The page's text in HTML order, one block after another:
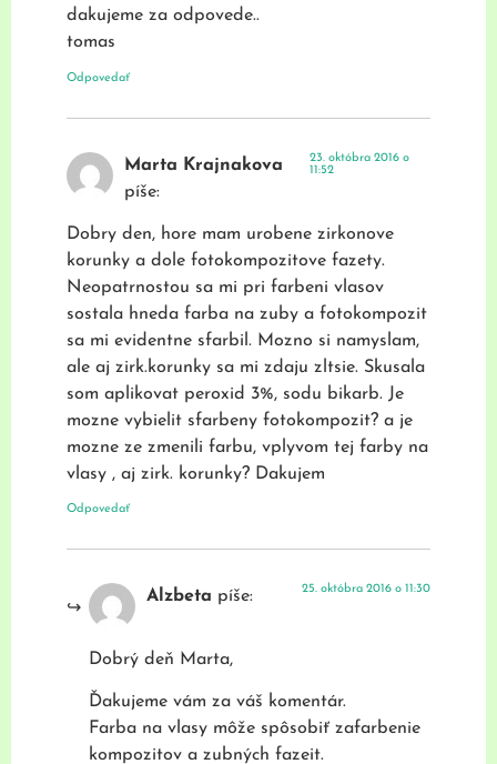
dakujeme za odpovede..
tomas
Odpovedať
Marta Krajnakova
píše:
23. októbra 2016 o
11:52
Dobry den, hore mam urobene zirkonove
korunky a dole fotokompozitove fazety.
Neopatrnostou sa mi pri farbeni vlasov
sostala hneda farba na zuby a fotokompozit
sa mi evidentne sfarbil. Mozno si namyslam,
ale aj zirk.korunky sa mi zdaju zltsie. Skusala
som aplikovat peroxid 3%, sodu bikarb. Je
mozne vybielit sfarbeny fotokompozit? a je
mozne ze zmenili farbu, vplyvom tej farby na
vlasy , aj zirk. korunky? Dakujem
Odpovedať
Alzbeta píše: 25. októbra 2016 o 11:30
Dobrý deň Marta,
Ďakujeme vám za váš komentár.
Farba na vlasy môže spôsobiť zafarbenie
kompozitov a zubných fazeit.